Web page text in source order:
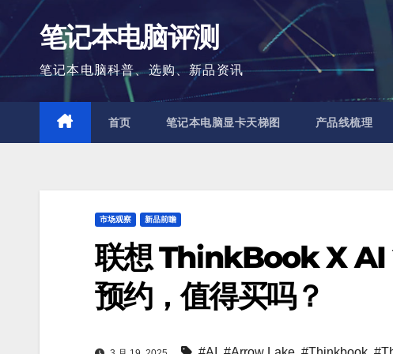
内
容
笔记本电脑评测
笔记本电脑科普、选购、新品资讯
首页 笔记本电脑显卡天梯图 产品线梳理
市场观察 新品前瞻
联想 ThinkBook X AI
预约，值得买吗？